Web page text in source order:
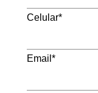
Celular*
Email*